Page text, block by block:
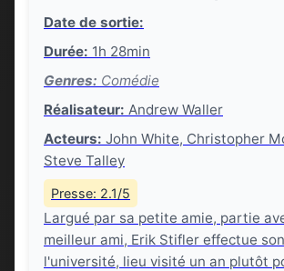
Date de sortie:
Durée: 1h 28min
Genres: Comédie
Réalisateur: Andrew Waller
Acteurs: John White, Christopher
Steve Talley
Presse: 2.1/5
Largué par sa petite amie, partie
meilleur ami, Erik Stifler effectue
l'université, lieu visité un an plutôt